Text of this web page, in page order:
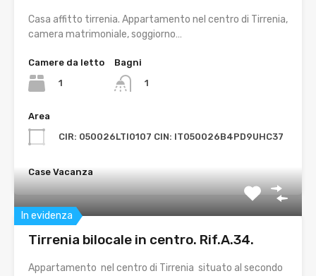
Casa affitto tirrenia. Appartamento nel centro di Tirrenia,
camera matrimoniale, soggiorno…
Camere da letto
1
Bagni
1
Area
CIR: 050026LTI0107 CIN: IT050026B4PD9UHC37
Case Vacanza
In evidenza
Tirrenia bilocale in centro. Rif.A.34.
Appartamento nel centro di Tirrenia situato al secondo